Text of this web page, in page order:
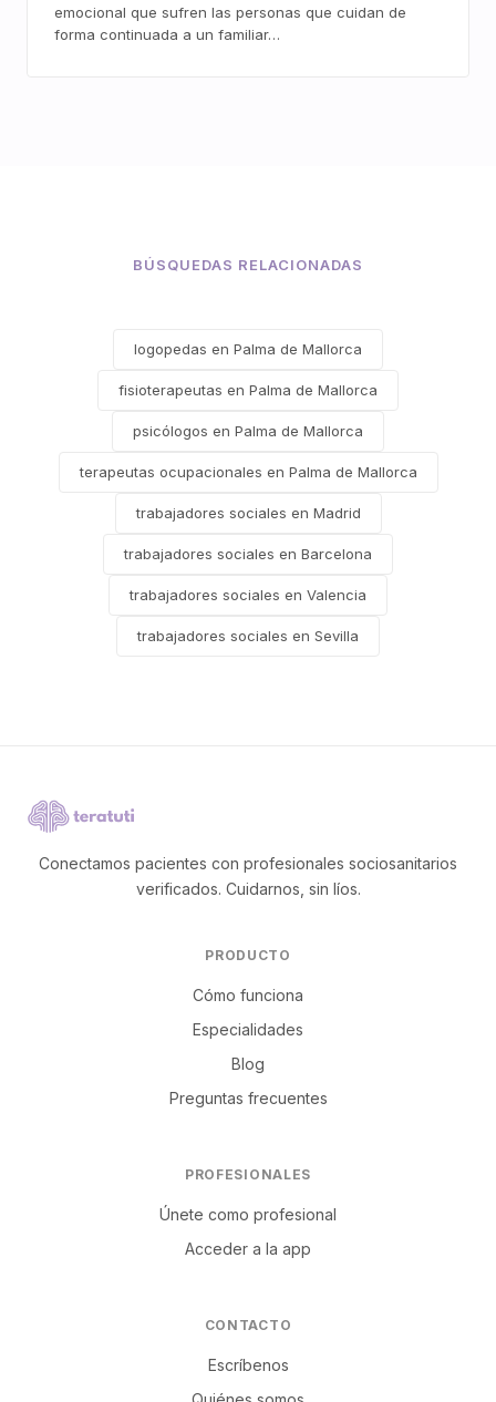
emocional que sufren las personas que cuidan de
forma continuada a un familiar…
BÚSQUEDAS RELACIONADAS
logopedas en Palma de Mallorca
fisioterapeutas en Palma de Mallorca
psicólogos en Palma de Mallorca
terapeutas ocupacionales en Palma de Mallorca
trabajadores sociales en Madrid
trabajadores sociales en Barcelona
trabajadores sociales en Valencia
trabajadores sociales en Sevilla
Conectamos pacientes con profesionales sociosanitarios
verificados. Cuidarnos, sin líos.
PRODUCTO
Cómo funciona
Especialidades
Blog
Preguntas frecuentes
PROFESIONALES
Únete como profesional
Acceder a la app
CONTACTO
Escríbenos